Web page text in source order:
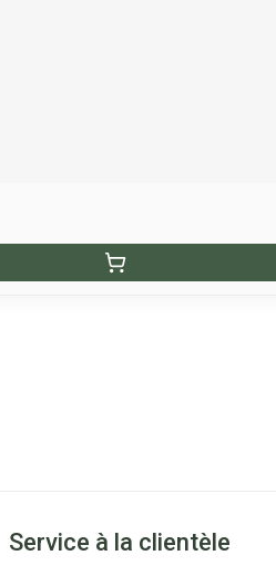
Service à la clientèle